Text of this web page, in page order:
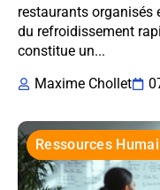
restaurants organisés
du refroidissement
constitue un...
Maxime Chollet
Ressources